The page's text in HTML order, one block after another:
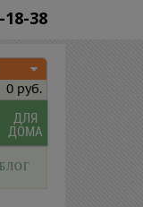
18-38
0 руб.
ДЛЯ
ДОМА
БЛОГ